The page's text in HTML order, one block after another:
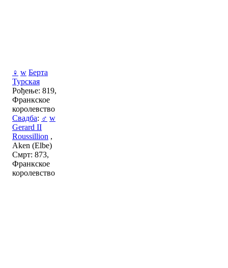
♀ w Берта
Турская
Рођење: 819,
Франкское
королевство
Свадба: ♂ w
Gerard II
Roussillion ,
Aken (Elbe)
Смрт: 873,
Франкское
королевство